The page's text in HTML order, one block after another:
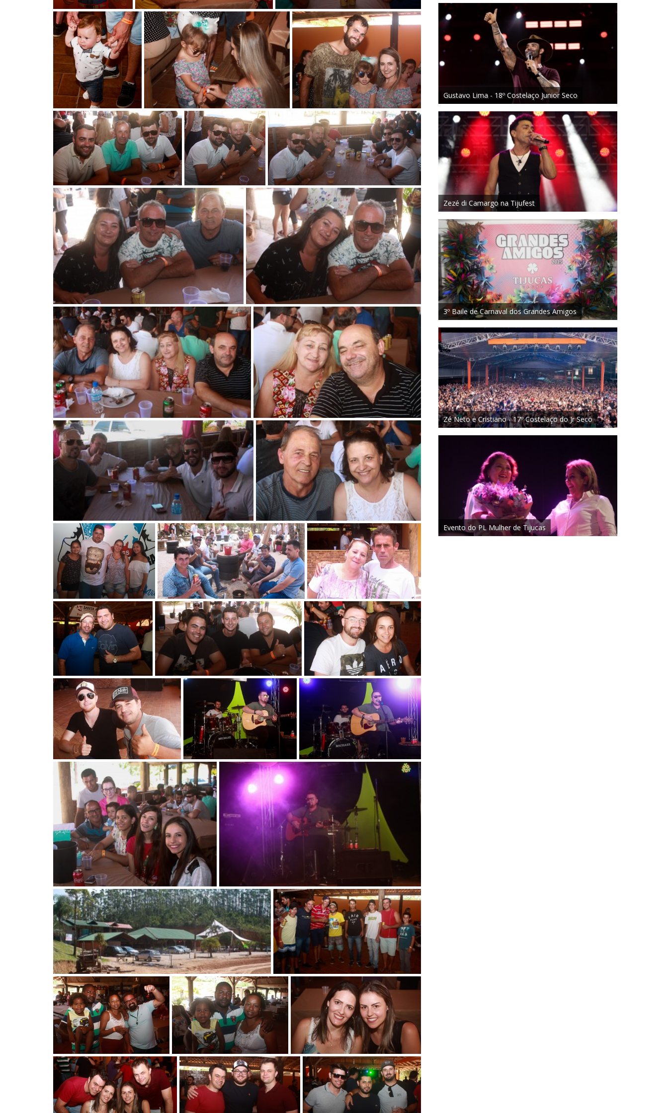
Gustavo Lima - 18º Costelaço Junior Seco
Zezé di Camargo na Tijufest
3º Baile de Carnaval dos Grandes Amigos
Zé Neto e Cristiano - 17º Costelaço do Jr Seco
Evento do PL Mulher de Tijucas